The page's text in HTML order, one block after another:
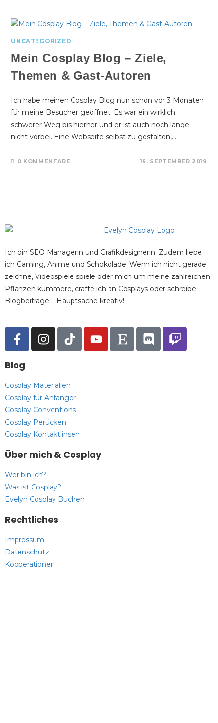
UNCATEGORIZED
Mein Cosplay Blog – Ziele,
Themen & Gast-Autoren
Ich habe meinen Cosplay Blog nun schon vor 3 Monaten
für meine Besucher geöffnet. Es war ein wirklich
schwerer Weg bis hierher und er ist auch noch lange
nicht vorbei. Eine Webseite selbst zu gestalten,…
0 KOMMENTARE 19. SEPTEMBER 2019
Ich bin SEO Managerin und Grafikdesignerin. Zudem liebe
ich Gaming, Anime und Schokolade. Wenn ich nicht gerade
zeichne, Videospiele spiele oder mich um meine zahlreichen
Pflanzen kümmere, crafte ich an Cosplays oder schreibe
Blogbeiträge – Hauptsache kreativ!
Blog
Cosplay Materialien
Cosplay für Anfänger
Cosplay Conventions
Cosplay Perücken
Cosplay Kontaktlinsen
Über mich & Cosplay
Wer bin ich?
Was ist Cosplay?
Evelyn Cosplay Buchen
Rechtliches
Impressum
Datenschutz
Kooperationen